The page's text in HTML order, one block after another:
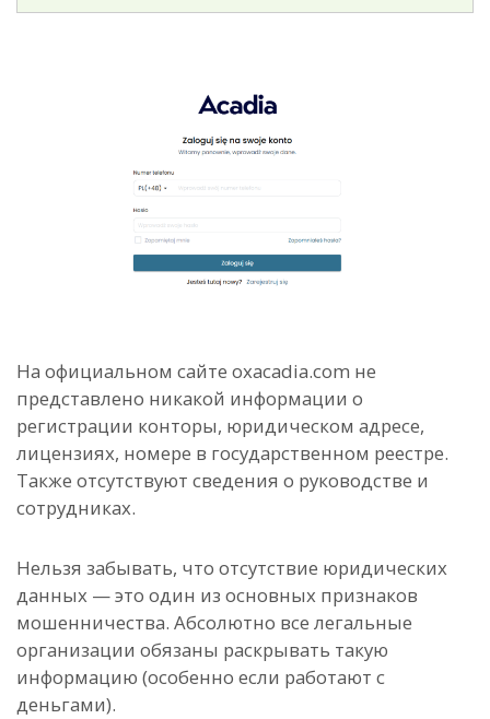
На официальном сайте oxacadia.com не
представлено никакой информации о
регистрации конторы, юридическом адресе,
лицензиях, номере в государственном реестре.
Также отсутствуют сведения о руководстве и
сотрудниках.
Нельзя забывать, что отсутствие юридических
данных — это один из основных признаков
мошенничества. Абсолютно все легальные
организации обязаны раскрывать такую
информацию (особенно если работают с
деньгами).